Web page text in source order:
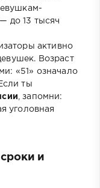
до 13 тысяч
активно
Возраст
«51» означало
ты
, запомни:
уголовная
и